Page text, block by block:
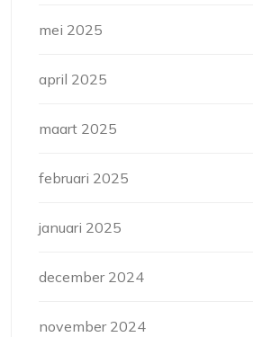
mei 2025
april 2025
maart 2025
februari 2025
januari 2025
december 2024
november 2024